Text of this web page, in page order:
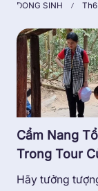
DONG SINH
Cẩm Nang
Trong Tour
Hãy tưởng